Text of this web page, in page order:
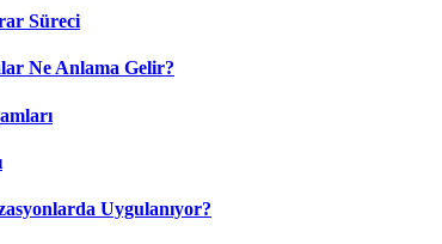
Süreci
Ne Anlama Gelir?
Uygulanıyor?